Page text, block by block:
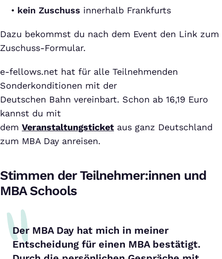
kein Zuschuss innerhalb Frankfurts
Dazu bekommst du nach dem Event den Link zum
Zuschuss-Formular.
e-fellows.net hat für alle Teilnehmenden
Sonderkonditionen mit der
Deutschen Bahn vereinbart. Schon ab 16,19 Euro
kannst du mit
dem Veranstaltungsticket aus ganz Deutschland
zum MBA Day anreisen.
Stimmen der Teilnehmer:innen und
MBA Schools
Der MBA Day hat mich in meiner
Entscheidung für einen MBA bestätigt.